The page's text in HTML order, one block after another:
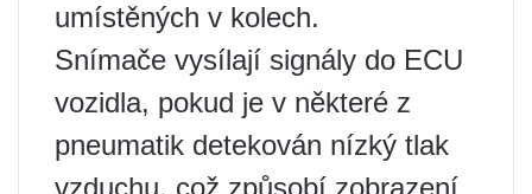
umístěných v kolech.
Snímače vysílají signály do ECU
vozidla, pokud je v některé z
pneumatik detekován nízký tlak
vzduchu, což způsobí zobrazení